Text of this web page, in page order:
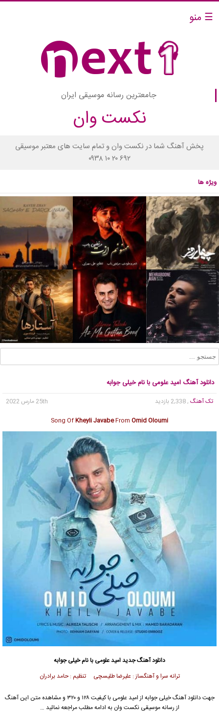
☰ منو
جامعترین رسانه موسیقی ایران
نکست وان
پخش آهنگ شما در نکست وان و تمام سایت های معتبر موسیقی
۰۹۳۸ ۱۰ ۲۰ ۶۹۲
ویژه ها
دانلود آهنگ امید علومی با نام خیلی جوابه
تک آهنگ , 2,338 بازدید
25th مارس 2022
Song OfKheyli JavabeFrom Omid Oloumi
دانلود آهنگ جدیدامید علومی با نام خیلی جوابه
ترانه سرا و آهنگساز : علیرضا طلیسچی تنظیم : حامد برادران
جهت دانلود آهنگ خیلی جوابه از امید علومی
با کیفیت ۱۲۸ و ۳۲۰ و مشاهده متن این آهنگ
از رسانه موسیقی نکست وان به ادامه مطلب مراجعه نمائید …